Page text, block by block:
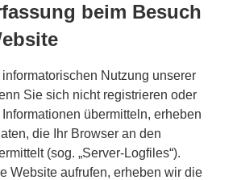
beim Besuch
Nutzung unserer
Sie sich nicht registrieren oder
übermitteln, erheben
die Ihr Browser an den
(sog. „Server-Logfiles“).
Website aufrufen, erheben wir die